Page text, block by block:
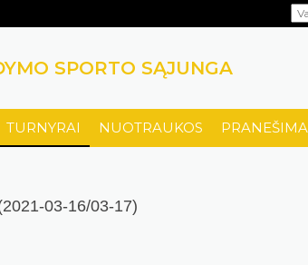
SPORTO SĄJUNGA
TURNYRAI NUOTRAUKOS
03-16/03-17)